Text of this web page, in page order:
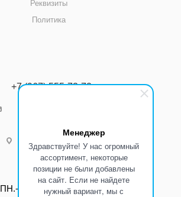
Менеджер
Здравствуйте! У нас огромный
ассортимент, некоторые
позиции не были добавлены
на сайт. Если не найдете
нужный вариант, мы с
Реквизиты
Политика
+7 (967) 555-73-72
г.Ростов-на-Дону
Режим работы:
ПН.-ПТ.: С 8:00 до 17:00